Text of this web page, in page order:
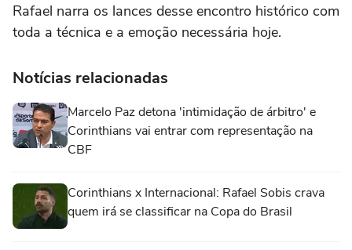
Rafael narra os lances desse encontro histórico com
toda a técnica e a emoção necessária hoje.
Notícias relacionadas
Marcelo Paz detona 'intimidação de árbitro' e
Corinthians vai entrar com representação na
CBF
Corinthians x Internacional: Rafael Sobis crava
quem irá se classificar na Copa do Brasil